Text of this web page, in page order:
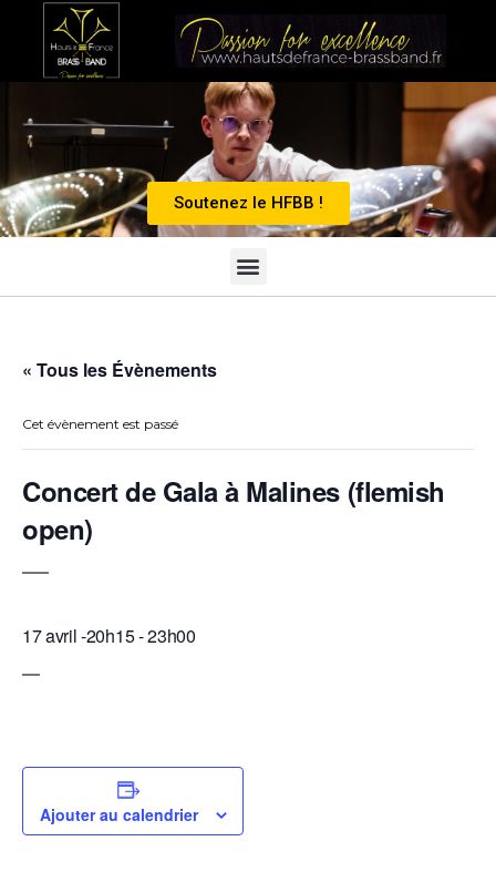
Soutenez le HFBB !
« Tous les Évènements
Cet évènement est passé
Concert de Gala à Malines (flemish
open)
17 avril -20h15-23h00
Ajouter au calendrier